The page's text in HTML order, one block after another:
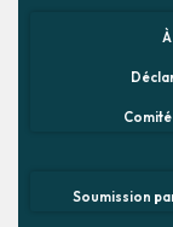
Soumission